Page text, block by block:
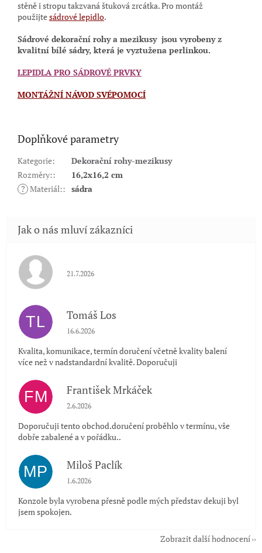
stěně i stropu takzvaná štuková zrcátka. Pro montáž
použijtesádrové lepidlo.
Sádrové dekorační rohy a mezikusy jsou vyrobeny z
kvalitní bílé sádry, která je vyztužena perlinkou.
LEPIDLA PRO SÁDROVÉ PRVKY
MONTÁŽNÍ NÁVOD SVÉPOMOCÍ
Doplňkové parametry
Kategorie:
Dekorační rohy-mezikusy
Rozměry::
16,2x16,2 cm
? Materiál:: sádra
Hodnocení obchodu je 5 z 5 hvězdiček.
21.7.2026
TL Tomáš Los
Hodnocení obchodu je 5 z 5 hvězdiček.
16.6.2026
Kvalita, komunikace, termín doručení včetně kvality balení
více než v nadstandardní kvalitě. Doporučuji
FM František Mrkáček
Hodnocení obchodu je 5 z 5 hvězdiček.
2.6.2026
Doporučuji tento obchod.doručení proběhlo v termínu, vše
dobře zabalené a v pořádku..
MP Miloš Paclík
Hodnocení obchodu je 5 z 5 hvězdiček.
1.6.2026
Konzole byla vyrobena přesně podle mých představ dekuji byl
jsem spokojen.
Zobrazit další hodnocení